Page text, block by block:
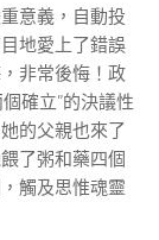
意義，自動投
地愛上了錯誤
非常後悔！政
個確立”的決議性
的父親也來了
了粥和藥四個
觸及思惟魂靈